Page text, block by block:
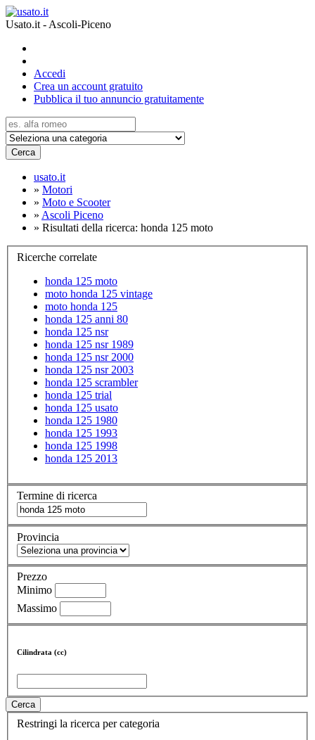
Usato.it - Ascoli-Piceno
Accedi
Crea un account gratuito
Pubblica il tuo annuncio gratuitamente
Cerca
usato.it
» Motori
» Moto e Scooter
» Ascoli Piceno
» Risultati della ricerca: honda 125 moto
Ricerche correlate
honda 125 moto
moto honda 125 vintage
moto honda 125
honda 125 anni 80
honda 125 nsr
honda 125 nsr 1989
honda 125 nsr 2000
honda 125 nsr 2003
honda 125 scrambler
honda 125 trial
honda 125 usato
honda 125 1980
honda 125 1993
honda 125 1998
honda 125 2013
Termine di ricerca
Provincia
Prezzo
Minimo
Massimo
Cilindrata (cc)
Cerca
Restringi la ricerca per categoria